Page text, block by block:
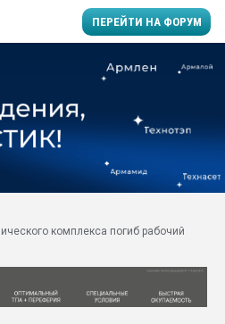
ПЕРЕЙТИ НА ФОРУМ
заводу пластмасс"
28.07.2026
комплекса погиб рабочий